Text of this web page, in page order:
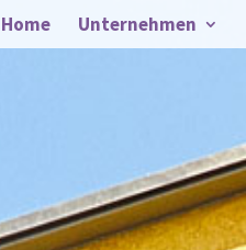
Home Unternehmen